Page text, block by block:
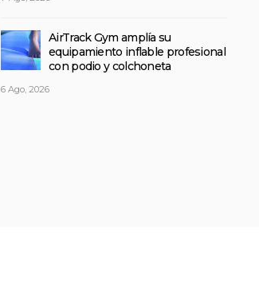
AirTrack Gym amplía su
equipamiento inflable profesional
con podio y colchoneta
6 Ago, 2026